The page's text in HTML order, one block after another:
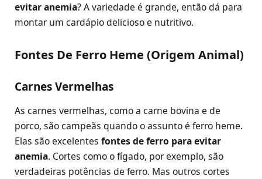
evitar anemia? A variedade é grande, então dá para
montar um cardápio delicioso e nutritivo.
Fontes De Ferro Heme (Origem Animal)
Carnes Vermelhas
As carnes vermelhas, como a carne bovina e de
porco, são campeãs quando o assunto é ferro heme.
Elas são excelentes fontes de ferro para evitar
anemia. Cortes como o fígado, por exemplo, são
verdadeiras potências de ferro. Mas outros cortes